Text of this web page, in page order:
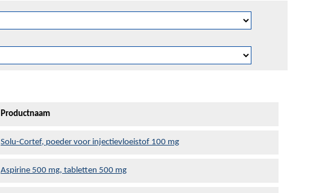
Productnaam
Solu-Cortef, poeder voor injectievloeistof 100 mg
Aspirine 500 mg, tabletten 500 mg